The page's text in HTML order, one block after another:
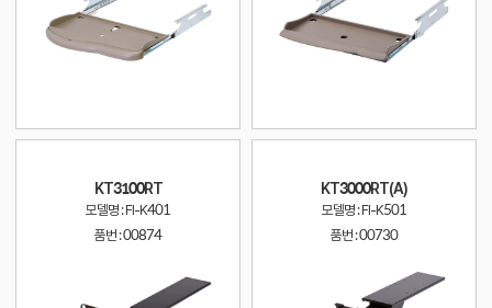
KT3100RT
모델명 : FI-K401
품번 :00874
KT3000RT(A)
모델명 : FI-K501
품번 :00730